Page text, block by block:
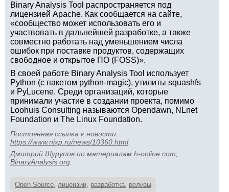
Binary Analysis Tool распространяется под
лицензией Apache. Как сообщается на сайте,
«сообщество может использовать его и
участвовать в дальнейшей разработке, а также
совместно работать над уменьшением числа
ошибок при поставке продуктов, содержащих
свободное и открытое ПО (FOSS)».
В своей работе Binary Analysis Tool использует
Python (с пакетом python-magic), утилиты squashfs
и PyLucene. Среди организаций, которые
принимали участие в создании проекта, помимо
Loohuis Consulting называются Opendawn, NLnet
Foundation и The Linux Foundation.
Постоянная ссылка к новости:
https://www.nixp.ru/news/10360.html.
Дмитрий Шурупов по материалам h-online.com
BinaryAnalysis.org
Open Source, лицензии, разработка, релизы